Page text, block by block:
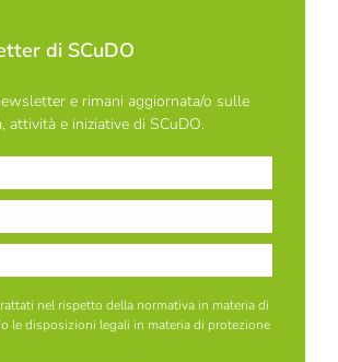
di SCuDO
e rimani aggiornata/o sulle
attività e iniziative di SCuDO.
nel rispetto della normativa in materia di
le disposizioni legali in materia di protezione